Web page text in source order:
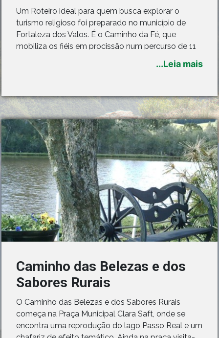
Um Roteiro ideal para quem busca explorar o
turismo religioso foi preparado no município de
Fortaleza dos Valos. É o Caminho da Fé, que
mobiliza os fiéis em procissão num percurso de 11
quilômetros até chegar ao Monumento ao Cristo na
...Leia mais
Caminho das Belezas e dos
Sabores Rurais
O Caminho das Belezas e dos Sabores Rurais
começa na Praça Municipal Clara Saft, onde se
encontra uma reprodução do lago Passo Real e um